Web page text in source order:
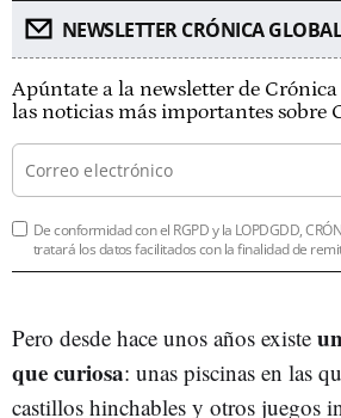
NEWSLETTER CRÓNICA GLOBAL
Apúntate a la newsletter de
las noticias más importantes sobre
De conformidad con el RGPD y la LOPDGDD,
tratará los datos facilitados con la finalidad de
Pero desde hace unos años existe
que curiosa: unas piscinas en las
castillos hinchables y otros juegos